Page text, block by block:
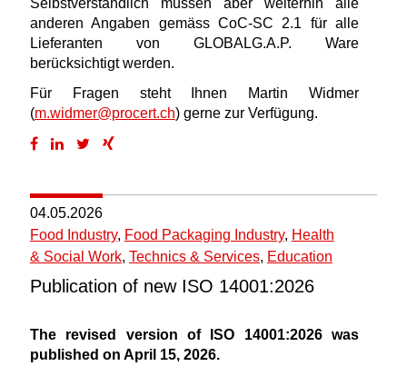
Selbstverständlich müssen aber weiterhin alle
anderen Angaben gemäss CoC-SC 2.1 für alle
Lieferanten von GLOBALG.A.P. Ware
berücksichtigt werden.
Für Fragen steht Ihnen Martin Widmer
(m.widmer@procert.ch) gerne zur Verfügung.
04.05.2026
Food Industry, Food Packaging Industry, Health
& Social Work, Technics & Services, Education
Publication of new ISO 14001:2026
The revised version of ISO 14001:2026 was
published on April 15, 2026.